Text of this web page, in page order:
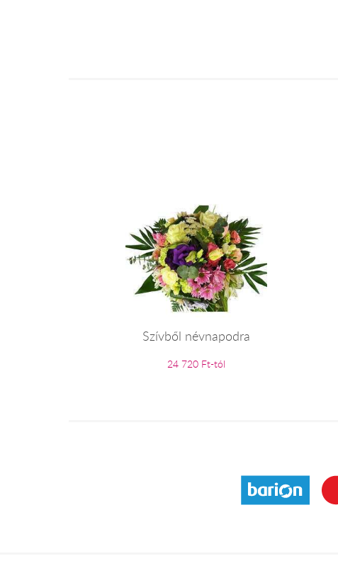
Szívből névnapodra
24 720 Ft-tól